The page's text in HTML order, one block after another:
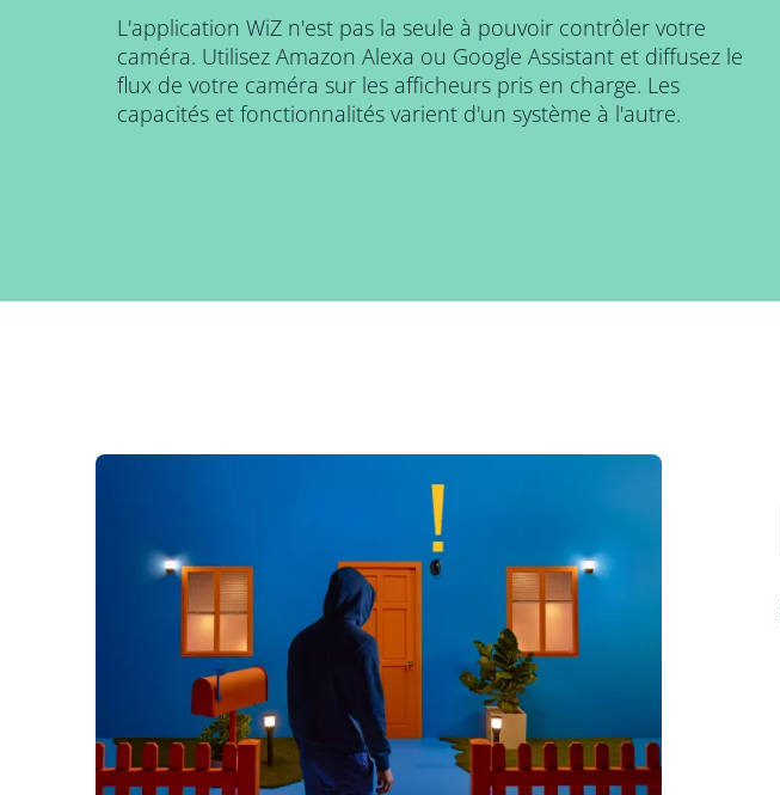
L'application WiZ n'est pas la seule à pouvoir contrôler votre
caméra. Utilisez Amazon Alexa ou Google Assistant et diffusez le
flux de votre caméra sur les afficheurs pris en charge. Les
capacités et fonctionnalités varient d'un système à l'autre.